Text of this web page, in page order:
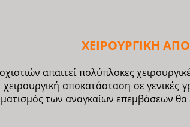
ΧΕΙΡΟΥΡΓΙΚΗ
απαιτεί πολύπλοκες
αποκατάσταση σε γενικές
των αναγκαίων επεμβάσεων